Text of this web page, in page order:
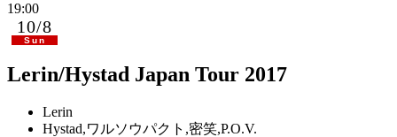
19:00
10/8
Sun
Lerin/Hystad Japan Tour 2017
Lerin
Hystad,ワルソウパクト,密笑,P.O.V.